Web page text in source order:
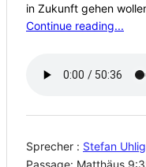
in Zukunft gehen
Continue reading...
Sprecher : Stefan Uhlig
Passage: Matthäus